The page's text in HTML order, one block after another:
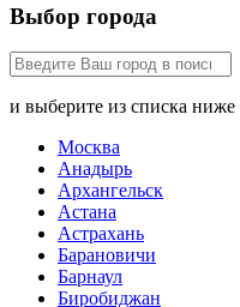
Выбор города
и выберите из списка ниже
Москва
Анадырь
Архангельск
Астана
Астрахань
Барановичи
Барнаул
Биробиджан